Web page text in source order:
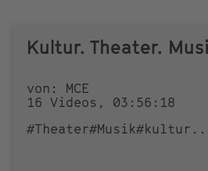
Kultur. Theater.
von: MCE
16 Videos, 03:56:18
#Theater#Musik#kultur